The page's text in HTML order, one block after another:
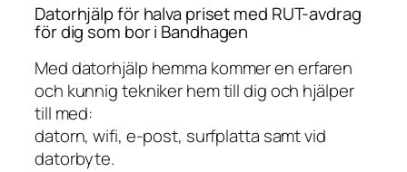
Datorhjälp för halva priset med RUT-avdrag
för dig som bor i Bandhagen
Med datorhjälp hemma kommer en erfaren
och kunnig tekniker hem till dig och hjälper
till med:
datorn, wifi, e-post, surfplatta samt vid
datorbyte.